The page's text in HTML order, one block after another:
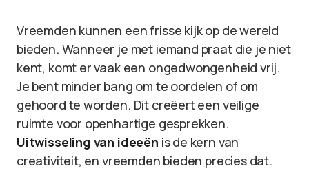
Vreemden kunnen een frisse kijk op de wereld
bieden. Wanneer je met iemand praat die je niet
kent, komt er vaak een ongedwongenheid vrij.
Je bent minder bang om te oordelen of om
gehoord te worden. Dit creëert een veilige
ruimte voor openhartige gesprekken.
Uitwisseling van ideeën is de kern van
creativiteit, en vreemden bieden precies dat.